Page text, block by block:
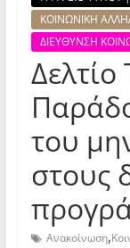
ΚΟΙΝΩΝΙΚΗ
ΔΙΕΥΘΥΝΣΗ
του
στους
Ανακοίνωση,